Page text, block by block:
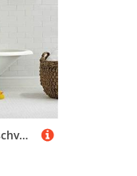
Jqynn Bunter Streifen Duschvorhänge 150x180cm, Gewichteter Saum, Wasserdicht Waschbar, Anti-Schimmel, Schnell Trocknend Polyestergewebe Badezimmerzubehör, Lang Textil Farbe Shower Curtain mit Haken